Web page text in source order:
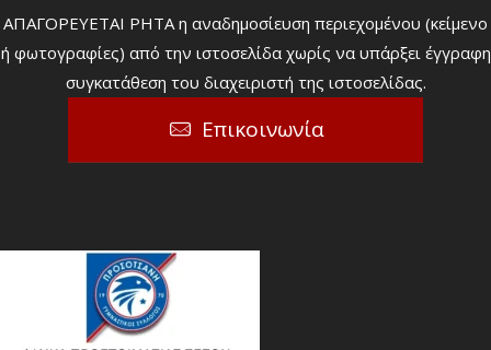
ΑΠΑΓΟΡΕΥΕΤΑΙ ΡΗΤΑ η αναδημοσίευση περιεχομένου (κείμενο
ή φωτογραφίες) από την ιστοσελίδα χωρίς να υπάρξει έγγραφη
συγκατάθεση του διαχειριστή της ιστοσελίδας.
Επικοινωνία